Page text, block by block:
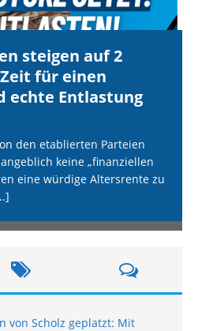
steigen auf 2
für einen
echte Entlastung
den etablierten Parteien
keine „finanziellen
eine würdige Altersrente zu
von Scholz geplatzt: Mit